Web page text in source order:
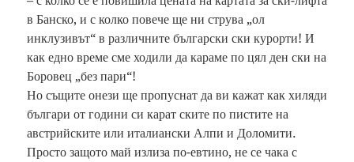
в Банско, и с колко повече ще ни струва „ол
инклузивът“ в различните български ски курорти! И
как едно време сме ходили да караме по цял ден ски на
Боровец „без пари“!
Но същите онези ще пропуснат да ви кажат как хиляди
българи от години си карат ските по пистите на
австрийските или италиански Алпи и Доломити.
Просто защото май излиза по-евтино, не се чака с